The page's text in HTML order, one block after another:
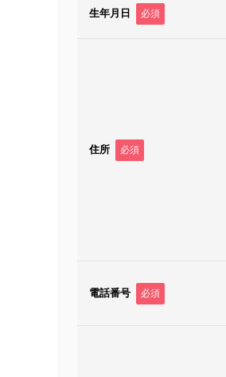
生年月日 必須
住所 必須
電話番号 必須